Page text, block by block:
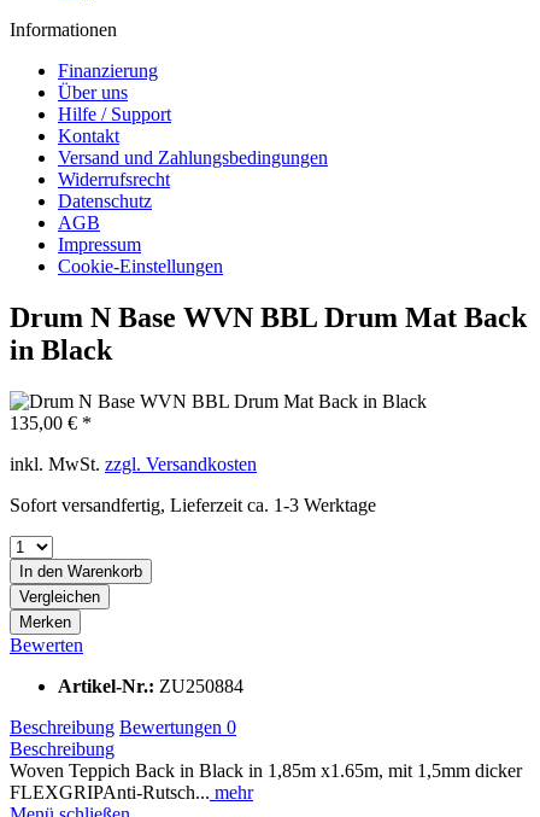
Informationen
Finanzierung
Über uns
Hilfe / Support
Kontakt
Versand und Zahlungsbedingungen
Widerrufsrecht
Datenschutz
AGB
Impressum
Cookie-Einstellungen
Drum N Base WVN BBL Drum Mat Back
in Black
135,00 € *
inkl. MwSt. zzgl. Versandkosten
Sofort versandfertig, Lieferzeit ca. 1-3 Werktage
In den Warenkorb
Vergleichen
Merken
Bewerten
Artikel-Nr.: ZU250884
Beschreibung Bewertungen 0
Beschreibung
Woven Teppich Back in Black in 1,85m x1.65m, mit 1,5mm dicker
FLEXGRIPAnti-Rutsch... mehr